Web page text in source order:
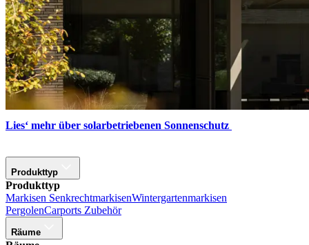
Lies‘ mehr über solarbetriebenen Sonnenschutz
Produkttyp
Produkttyp
Markisen SenkrechtmarkisenWintergartenmarkisen
PergolenCarports Zubehör
Räume